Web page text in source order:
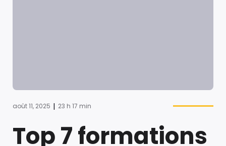
août 11, 2025 | 23 h 17 min
Top 7 formations